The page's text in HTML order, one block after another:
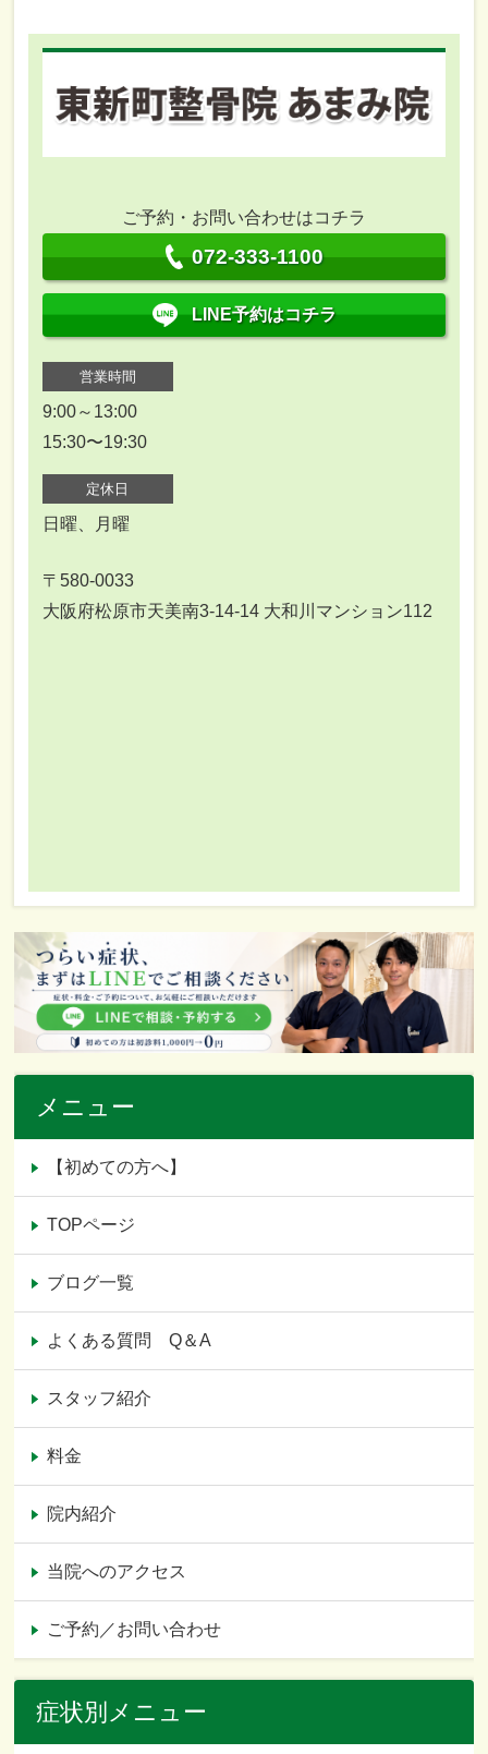
ご予約・お問い合わせはコチラ
072-333-1100
LINE予約はコチラ
営業時間
9:00～13:00
15:30〜19:30
定休日
日曜、月曜
〒580-0033
大阪府松原市天美南3-14-14 大和川マンション112
メニュー
【初めての方へ】
TOPページ
ブログ一覧
よくある質問 Q＆A
スタッフ紹介
料金
院内紹介
当院へのアクセス
ご予約／お問い合わせ
症状別メニュー